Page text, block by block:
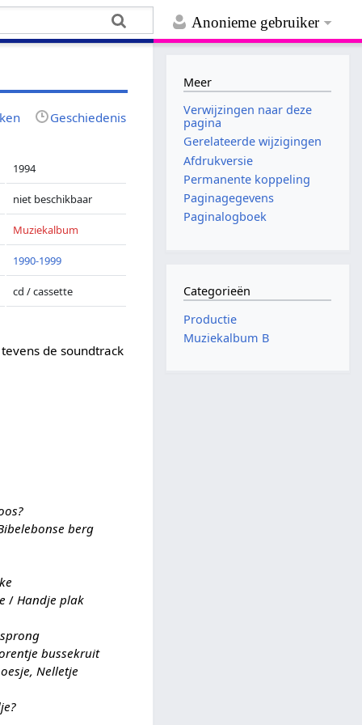
Anonieme gebruiker
Geschiedenis
1994
niet beschikbaar
Muziekalbum
1990-1999
cd / cassette
de soundtrack
berg
/ Handje plak
bussekruit
Nelletje
Meer
Verwijzingen naar deze
pagina
Gerelateerde wijzigingen
Afdrukversie
Permanente koppeling
Paginagegevens
Paginalogboek
Categorieën
Productie
Muziekalbum B